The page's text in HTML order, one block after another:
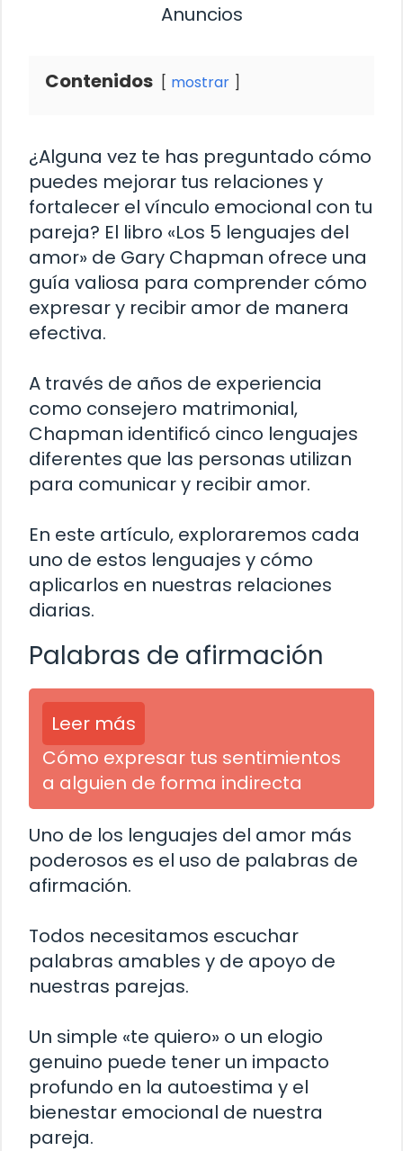
Anuncios
Contenidos mostrar
¿Alguna vez te has preguntado cómo
puedes mejorar tus relaciones y
fortalecer el vínculo emocional con tu
pareja? El libro «Los 5 lenguajes del
amor» de Gary Chapman ofrece una
guía valiosa para comprender cómo
expresar y recibir amor de manera
efectiva.
A través de años de experiencia
como consejero matrimonial,
Chapman identificó cinco lenguajes
diferentes que las personas utilizan
para comunicar y recibir amor.
En este artículo, exploraremos cada
uno de estos lenguajes y cómo
aplicarlos en nuestras relaciones
diarias.
Palabras de afirmación
Leer más
Cómo expresar tus sentimientos
a alguien de forma indirecta
Uno de los lenguajes del amor más
poderosos es el uso de palabras de
afirmación.
Todos necesitamos escuchar
palabras amables y de apoyo de
nuestras parejas.
Un simple «te quiero» o un elogio
genuino puede tener un impacto
profundo en la autoestima y el
bienestar emocional de nuestra
pareja.